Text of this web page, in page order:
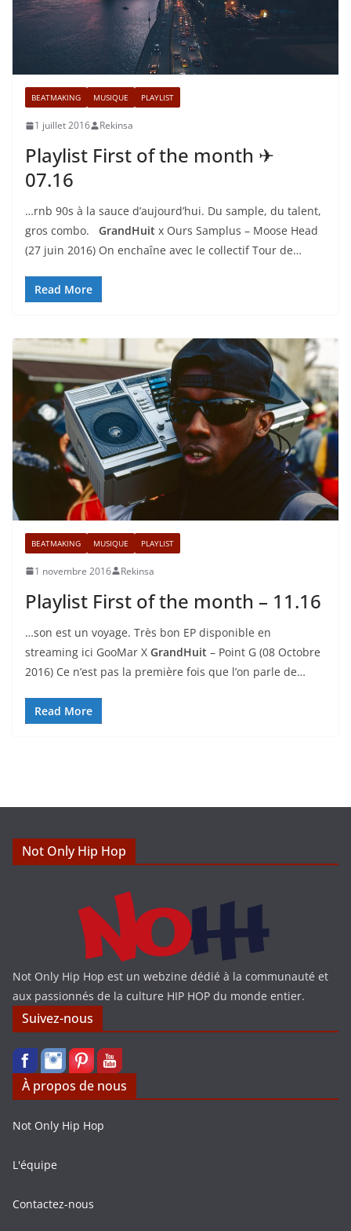
BEATMAKING MUSIQUE PLAYLIST
1 juillet 2016 Rekinsa
Playlist First of the month ✈︎
07.16
…rnb 90s à la sauce d’aujourd’hui. Du sample, du talent,
gros combo. GrandHuit x Ours Samplus – Moose Head
(27 juin 2016) On enchaîne avec le collectif Tour de…
Read More
BEATMAKING MUSIQUE PLAYLIST
1 novembre 2016 Rekinsa
Playlist First of the month – 11.16
…son est un voyage. Très bon EP disponible en
streaming ici GooMar X GrandHuit – Point G (08 Octobre
2016) Ce n’est pas la première fois que l’on parle de…
Read More
Not Only Hip Hop
Not Only Hip Hop est un webzine dédié à la communauté et
aux passionnés de la culture HIP HOP du monde entier.
Suivez-nous
À propos de nous
Not Only Hip Hop
L'équipe
Contactez-nous